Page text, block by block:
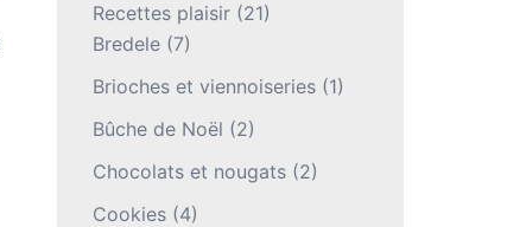
Recettes plaisir(21)
Bredele(7)
Brioches et viennoiseries(1)
Bûche de Noël (2)
Chocolats et nougats(2)
Cookies(4)